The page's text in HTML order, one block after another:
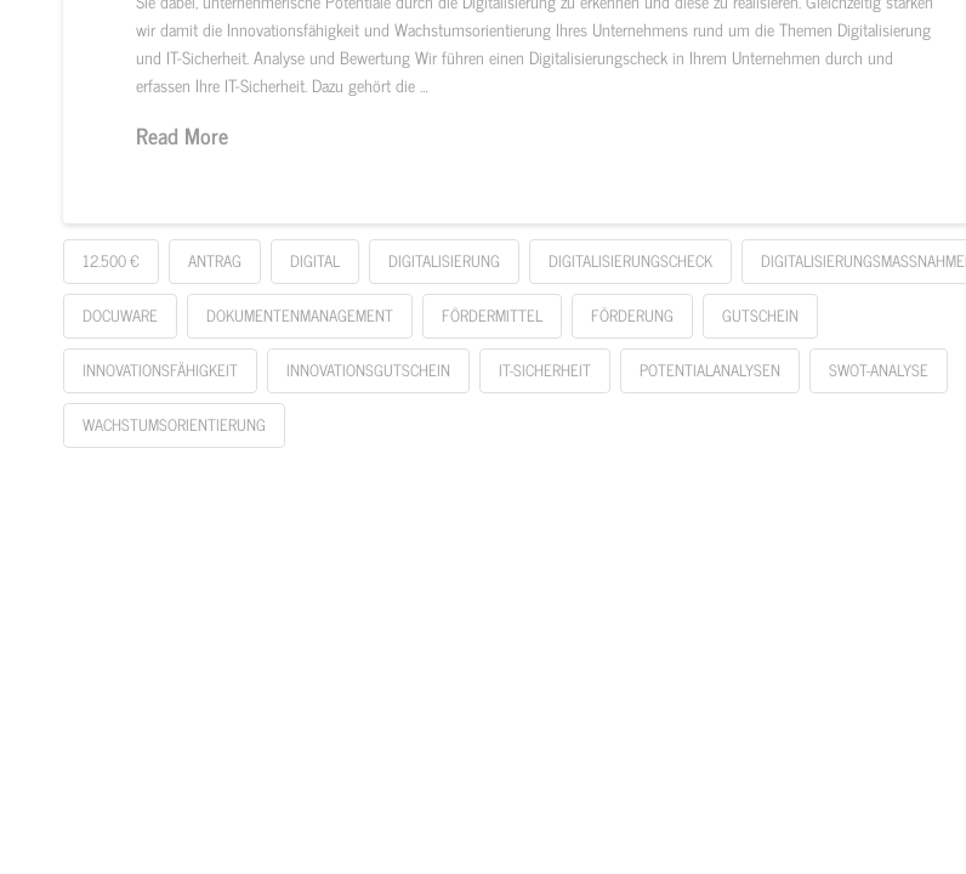
wir damit die Innovationsfähigkeit und Wachstumsorientierung Ihres Unternehmens rund um die Themen Digitalisierung
und IT-Sicherheit. Analyse und Bewertung Wir führen einen Digitalisierungscheck in Ihrem Unternehmen durch und
erfassen Ihre IT-Sicherheit. Dazu gehört die …
Read More
12.500 € ANTRAG DIGITAL DIGITALISIERUNG DIGITALISIERUNGSCHECK DIGITALISIERUNGSMASSNAHMEN
DOCUWARE DOKUMENTENMANAGEMENT FÖRDERMITTEL FÖRDERUNG GUTSCHEIN
INNOVATIONSFÄHIGKEIT INNOVATIONSGUTSCHEIN IT-SICHERHEIT POTENTIALANALYSEN SWOT-ANALYSE
WACHSTUMSORIENTIERUNG